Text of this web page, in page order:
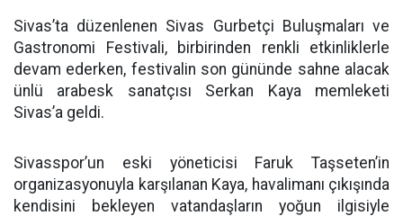
Sivas’ta düzenlenen Sivas Gurbetçi Buluşmaları ve
Gastronomi Festivali, birbirinden renkli etkinliklerle
devam ederken, festivalin son gününde sahne alacak
ünlü arabesk sanatçısı Serkan Kaya memleketi
Sivas’a geldi.
Sivasspor’un eski yöneticisi Faruk Taşseten’in
organizasyonuyla karşılanan Kaya, havalimanı çıkışında
kendisini bekleyen vatandaşların yoğun ilgisiyle